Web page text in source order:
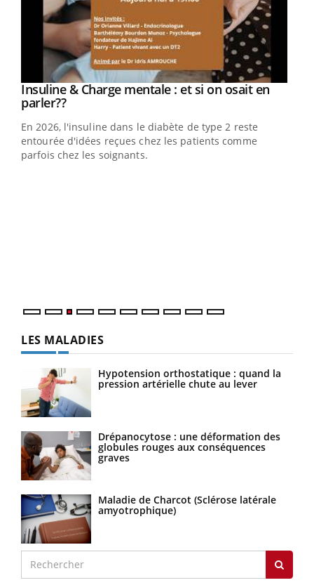
Youtube
Insuline & Charge mentale : et si on osait en
parler??Youtube
En 2026, l'insuline dans le diabète de type 2 reste
entourée d'idées reçues chez les patients comme
parfois chez les soignants.
LES MALADIES
Hypotension orthostatique : quand la
pression artérielle chute au lever
Drépanocytose : une déformation des
globules rouges aux conséquences
graves
Maladie de Charcot (Sclérose latérale
amyotrophique)